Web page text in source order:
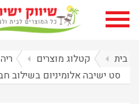
בית arrow_left קטלוג מוצרים arrow_left
סט ישיבה אלומיניום בשילוב